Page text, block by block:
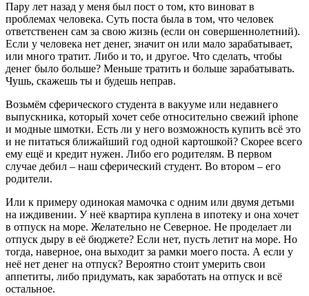
Пару лет назад у меня был пост о том, кто виноват в
проблемах человека. Суть поста была в том, что человек
ответственен сам за свою жизнь (если он совершеннолетний).
Если у человека нет денег, значит он или мало зарабатывает,
или много тратит. Либо и то, и другое. Что сделать, чтобы
денег было больше? Меньше тратить и больше зарабатывать.
Чушь, скажешь ты и будешь неправ.
Возьмём сферического студента в вакууме или недавнего
выпускника, который хочет себе относительно свежий iphone
и модные шмотки. Есть ли у него возможность купить всё это
и не питаться ближайший год одной картошкой? Скорее всего
ему ещё и кредит нужен. Либо его родителям. В первом
случае дебил – наш сферический студент. Во втором – его
родители.
Или к примеру одинокая мамочка с одним или двумя детьми
на иждивении. У неё квартира куплена в ипотеку и она хочет
в отпуск на море. Желательно не Северное. Не проделает ли
отпуск дыру в её бюджете? Если нет, пусть летит на море. Но
тогда, наверное, она выходит за рамки моего поста. А если у
неё нет денег на отпуск? Вероятно стоит умерить свои
аппетиты, либо придумать, как заработать на отпуск и всё
остальное.